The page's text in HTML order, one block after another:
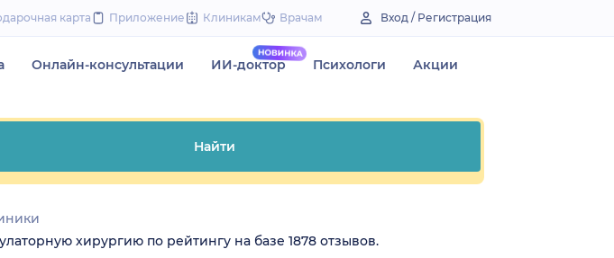
to
карта Приложение Клиникам Врачам Вход / Регистрация
Онлайн-консультации ИИ-доктор Психологи Акции
Найти
хирургию по рейтингу на базе 1878 отзывов.